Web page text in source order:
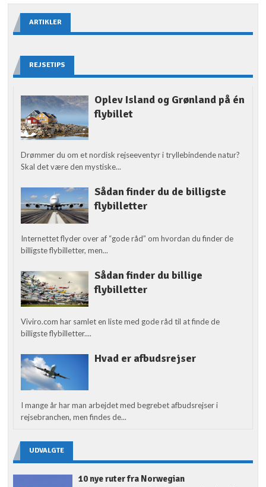
ARTIKLER
REJSETIPS
Oplev Island og Grønland på én
flybillet
Drømmer du om et nordisk rejseeventyr i tryllebindende natur?
Skal det være den mystiske...
Sådan finder du de billigste
flybilletter
Internettet flyder over af “gode råd” om hvordan du finder de
billigste flybilletter, men...
Sådan finder du billige
flybilletter
Viviro.com har samlet en liste med gode råd til at finde de
billigste flybilletter....
Hvad er afbudsrejser
I mange år har man arbejdet med begrebet afbudsrejser i
rejsebranchen, men findes de...
UDVALGTE
10 nye ruter fra Norwegian